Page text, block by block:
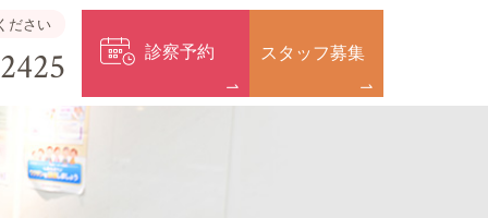
ださい
診察予約 スタッフ募集